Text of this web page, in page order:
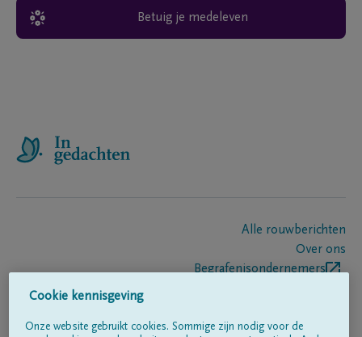
Betuig je medeleven
Alle rouwberichten
Over ons
Begrafenisondernemers
Cookie kennisgeving
Onze website gebruikt cookies. Sommige zijn nodig voor de